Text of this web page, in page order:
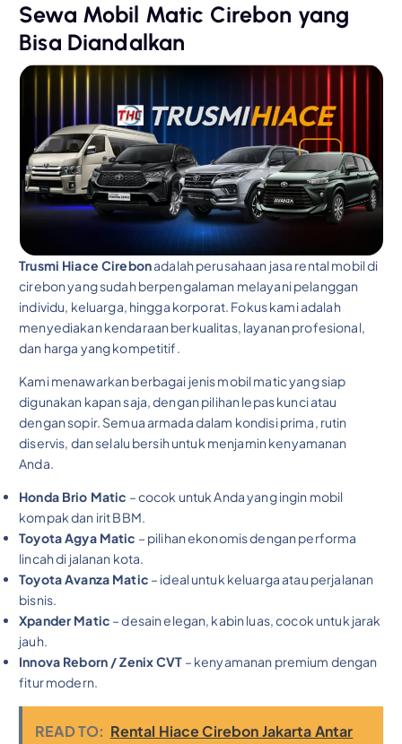
Sewa Mobil Matic Cirebon yang
Bisa Diandalkan
Trusmi Hiace Cirebonadalah perusahaan jasa rental mobil di
cirebon yang sudah berpengalaman melayani pelanggan
individu, keluarga, hingga korporat. Fokus kami adalah
menyediakan kendaraan berkualitas, layanan profesional,
dan harga yang kompetitif.
Kami menawarkan berbagai jenis mobil matic yang siap
digunakan kapan saja, dengan pilihan lepas kunci atau
dengan sopir. Semua armada dalam kondisi prima, rutin
diservis, dan selalu bersih untuk menjamin kenyamanan
Anda.
Honda Brio Matic – cocok untuk Anda yang ingin mobil
kompak dan irit BBM.
Toyota Agya Matic – pilihan ekonomis dengan performa
lincah di jalanan kota.
Toyota Avanza Matic – ideal untuk keluarga atau perjalanan
bisnis.
Xpander Matic – desain elegan, kabin luas, cocok untuk jarak
jauh.
Innova Reborn / Zenix CVT – kenyamanan premium dengan
fitur modern.
READ TO: Rental Hiace Cirebon Jakarta Antar